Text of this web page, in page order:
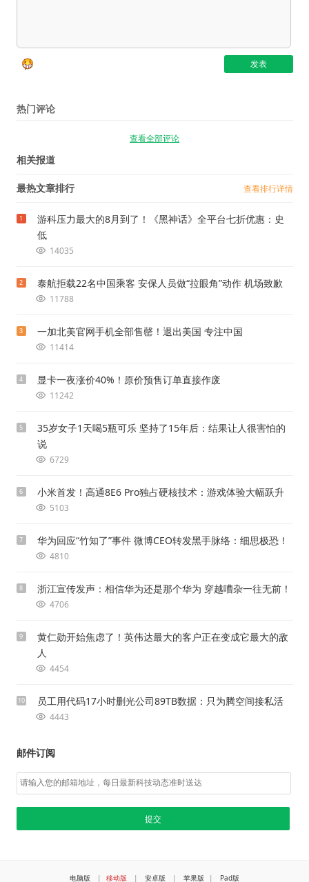
热门评论
查看全部评论
相关报道
最热文章排行 查看排行详情
1
游科压力最大的8月到了！《黑神话》全平台七折优惠：史
低
14035
2 泰航拒载22名中国乘客 安保人员做“拉眼角”动作 机场致歉
11788
3 一加北美官网手机全部售罄！退出美国 专注中国
11414
4 显卡一夜涨价40%！原价预售订单直接作废
11242
5
35岁女子1天喝5瓶可乐 坚持了15年后：结果让人很害怕的
说
6729
6 小米首发！高通8E6 Pro独占硬核技术：游戏体验大幅跃升
5103
7 华为回应“竹知了”事件 微博CEO转发黑手脉络：细思极恐！
4810
8 浙江宣传发声：相信华为还是那个华为 穿越嘈杂一往无前！
4706
9
黄仁勋开始焦虑了！英伟达最大的客户正在变成它最大的敌
人
4454
10 员工用代码17小时删光公司89TB数据：只为腾空间接私活
4443
邮件订阅
电脑版 | 移动版 | 安卓版 | 苹果版 | Pad版